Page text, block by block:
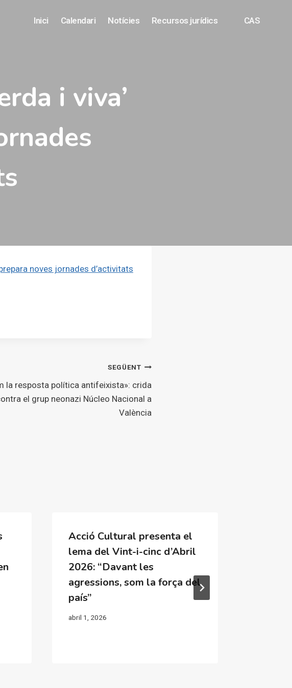
Inici Calendari Notícies Recursos jurídics CAS
i viva’
noves jornades d’activitats
SEGÜENT
la resposta política antifeixista»: crida
el grup neonazi Núcleo Nacional a
València
Acció Cultural presenta el
lema del Vint-i-cinc d’Abril
2026: “Davant les
agressions, som la força del
país”
abril 1, 2026